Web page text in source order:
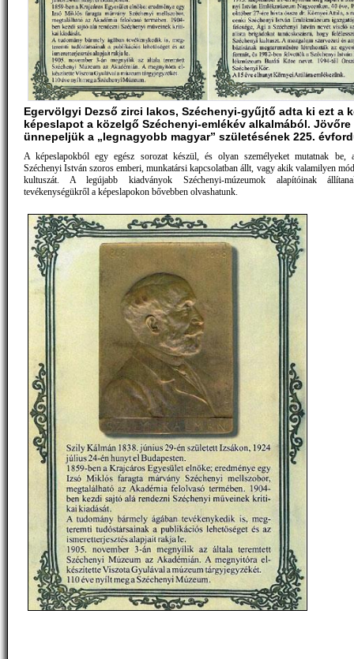
Egervölgyi Dezső zirci lakos, Széchenyi-gyűjtő adta ki ezt a
képeslapot a közelgő Széchenyi-emlékév alkalmából. Jövőre
ünnepeljük a „legnagyobb magyar” születésének 225.
A képeslapokból egy egész sorozat készül, és olyan személyeket mutatnak be,
Széchenyi István szoros emberi, munkatársi kapcsolatban állt, vagy akik valamilyen
kultuszát. A legújabb kiadványok Széchenyi-múzeumok alapítóinak
tevékenységükről a képeslapokon bővebben olvashatunk.